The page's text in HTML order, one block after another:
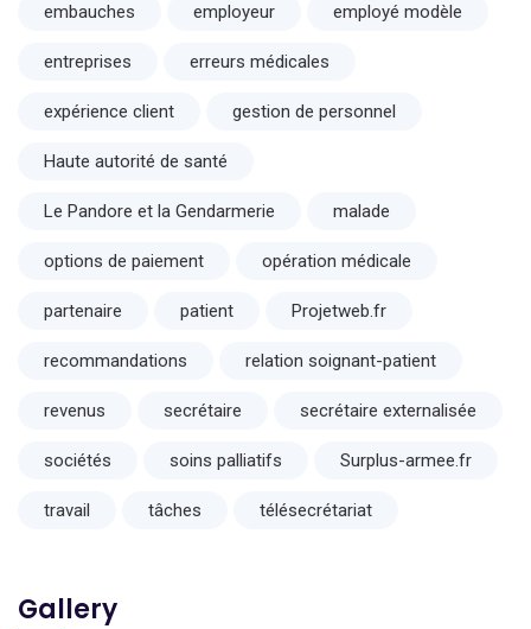
embauches employeur employé modèle
entreprises erreurs médicales
expérience client gestion de personnel
Haute autorité de santé
Le Pandore et la Gendarmerie malade
options de paiement opération médicale
partenaire patient Projetweb.fr
recommandations relation soignant-patient
revenus secrétaire secrétaire externalisée
sociétés soins palliatifs Surplus-armee.fr
travail tâches télésecrétariat
Gallery